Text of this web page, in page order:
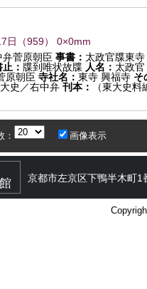
日 （959） 0×0mm
菅原朝臣 事書： 太政官牒東
： 牒到唯状故牒 人名： 太政
原朝臣 寺社名： 東寺 興福寺 そ
史／右中弁 刊本：
（東大史
： 画像表示
京都市左京区下鴨半木町1